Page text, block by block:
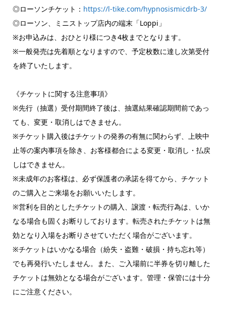
◎ローソンチケット： https://l-tike.com/hypnosismicdrb-3/
◎ローソン、ミニストップ店内の端末「Loppi」
※お申込みは、おひとり様につき4枚までとなります。
※一般発売は先着順となりますので、予定枚数に達し次第受付
を終了いたします。
《チケットに関する注意事項》
※先行（抽選）受付期間終了後は、抽選結果確認期間前であっ
ても、変更・取消しはできません。
※チケット購入後はチケットの発券の有無に関わらず、上映中
止等の案内事項を除き、お客様都合による変更・取消し・払戻
しはできません。
※未成年のお客様は、必ず保護者の承諾を得てから、チケット
のご購入とご来場をお願いいたします。
※営利を目的としたチケットの購入、譲渡・転売行為は、いか
なる場合も固くお断りしております。転売されたチケットは無
効となり入場をお断りさせていただく場合がございます。
※チケットはいかなる場合（紛失・盗難・破損・持ち忘れ等）
でも再発行いたしません。また、ご入場前に半券を切り離した
チケットは無効となる場合がございます。管理・保管には十分
にご注意ください。